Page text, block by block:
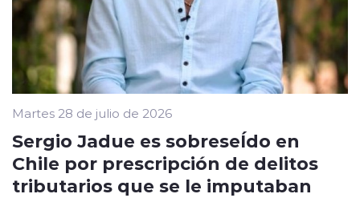
Martes 28 de julio de 2026
Sergio Jadue es sobreseÍdo en
Chile por prescripción de delitos
tributarios que se le imputaban